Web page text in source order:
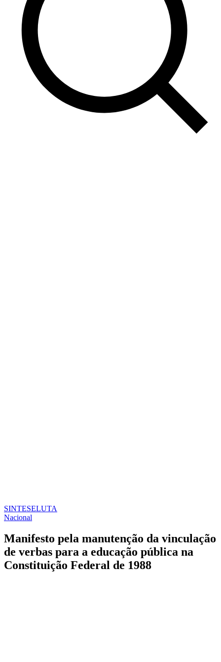
SINTESELUTA
Nacional
Manifesto pela manutenção da vinculação
de verbas para a educação pública na
Constituição Federal de 1988